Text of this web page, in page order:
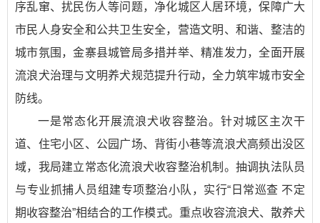
序乱窜、扰民伤人等问题，净化城区人居环境，保障广大
市民人身安全和公共卫生安全，营造文明、和谐、整洁的
城市氛围，金寨县城管局多措并举、精准发力，全面开展
流浪犬治理与文明养犬规范提升行动，全力筑牢城市安全
防线。
一是常态化开展流浪犬收容整治。针对城区主次干
道、住宅小区、公园广场、背街小巷等流浪犬高频出没区
域，我局建立常态化流浪犬收容整治机制。抽调执法队员
与专业抓捕人员组建专项整治小队，实行“日常巡查 不定
期收容整治”相结合的工作模式。重点收容流浪犬、散养犬